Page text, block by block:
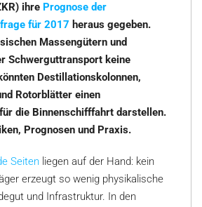
ihre Prognose der
für 2017 heraus gegeben.
Massengütern und
Schwerguttransport keine
Destillationskolonnen,
Rotorblätter einen
die Binnenschifffahrt darstellen.
Prognosen und Praxis.
Seiten liegen auf der Hand: kein
erzeugt so wenig physikalische
und Infrastruktur. In den